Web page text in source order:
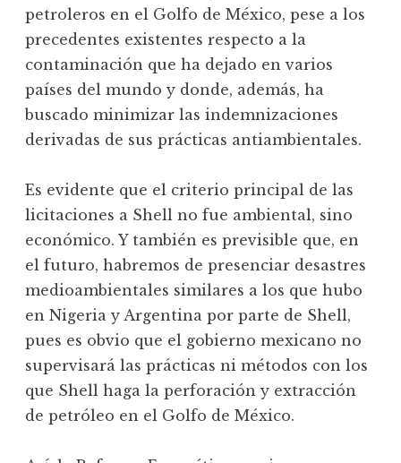
petroleros en el Golfo de México, pese a los
precedentes existentes respecto a la
contaminación que ha dejado en varios
países del mundo y donde, además, ha
buscado minimizar las indemnizaciones
derivadas de sus prácticas antiambientales.
Es evidente que el criterio principal de las
licitaciones a Shell no fue ambiental, sino
económico. Y también es previsible que, en
el futuro, habremos de presenciar desastres
medioambientales similares a los que hubo
en Nigeria y Argentina por parte de Shell,
pues es obvio que el gobierno mexicano no
supervisará las prácticas ni métodos con los
que Shell haga la perforación y extracción
de petróleo en el Golfo de México.